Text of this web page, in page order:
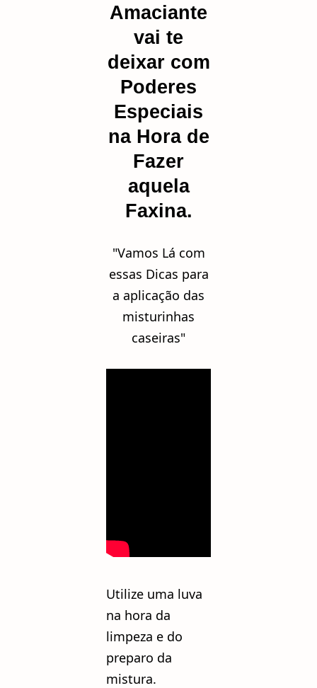
Amaciante
vai te
deixar com
Poderes
Especiais
na Hora de
Fazer
aquela
Faxina.
"Vamos Lá com
essas Dicas para
a aplicação das
misturinhas
caseiras"
Utilize uma luva
na hora da
limpeza e do
preparo da
mistura.